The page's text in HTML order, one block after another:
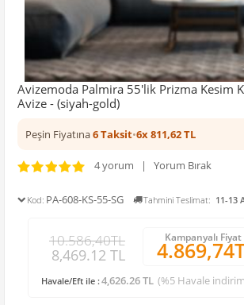
Avizemoda Palmira 55'lik Prizma Kesim
Avize - (siyah-gold)
Peşin Fiyatına6 Taksit•6x 811,62 TL
4 yorum | Yorum Bırak
Kod: PA-608-KS-55-SG Tahmini Teslimat: 11-13
10.586,40TL
8,469.12 TL
Kampanyalı Fiyat
Havale/Eft ile :4,626.26 TL (%5 Havale